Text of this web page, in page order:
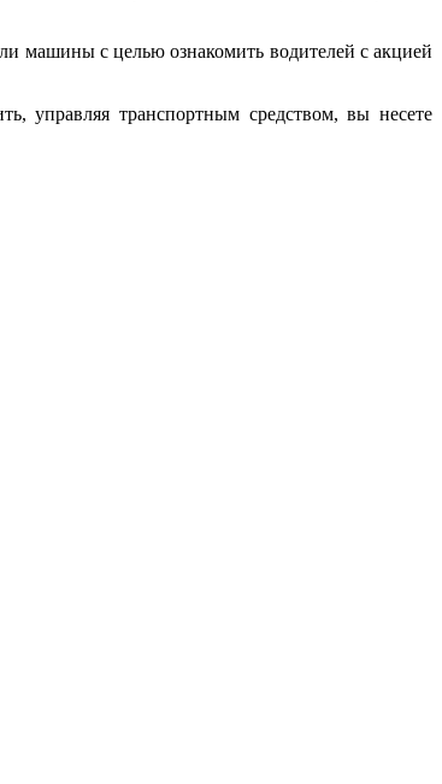
машины с целью ознакомить водителей с акцией
управляя транспортным средством, вы несете